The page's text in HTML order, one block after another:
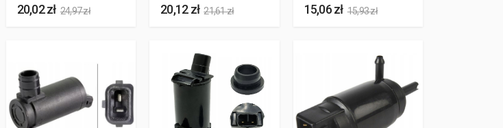
20,02 zł 24,97 zł 20,12 zł 21,61 zł 15,06 zł 15,93 zł